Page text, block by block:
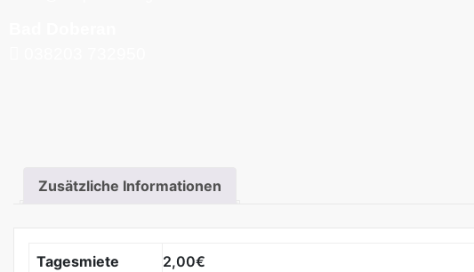
Zusätzliche Informationen
Tagesmiete 2,00€